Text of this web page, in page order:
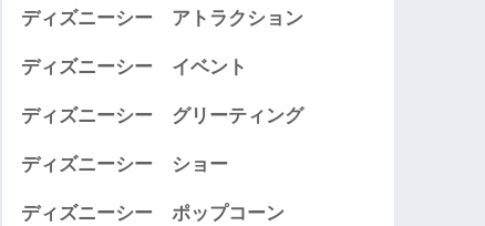
ディズニーシー アトラクション
ディズニーシー イベント
ディズニーシー グリーティング
ディズニーシー ショー
ディズニーシー ポップコーン